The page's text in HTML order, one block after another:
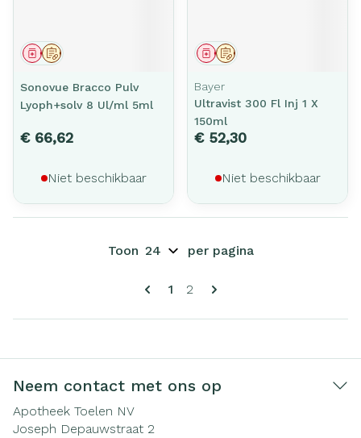
Op voorschrift
Geneesmiddel
Sonovue Bracco Pulv
Lyoph+solv 8 Ul/ml 5ml
€ 66,62
Niet beschikbaar
Op voorschrift
Geneesmiddel
Bayer
Ultravist 300 Fl Inj 1 X
150ml
€ 52,30
Niet beschikbaar
Pagina's
U lees momenteel pagina
1 Pagina
2
Toon per pagina
Neem contact met ons op
Apotheek Toelen NV
Joseph Depauwstraat 2